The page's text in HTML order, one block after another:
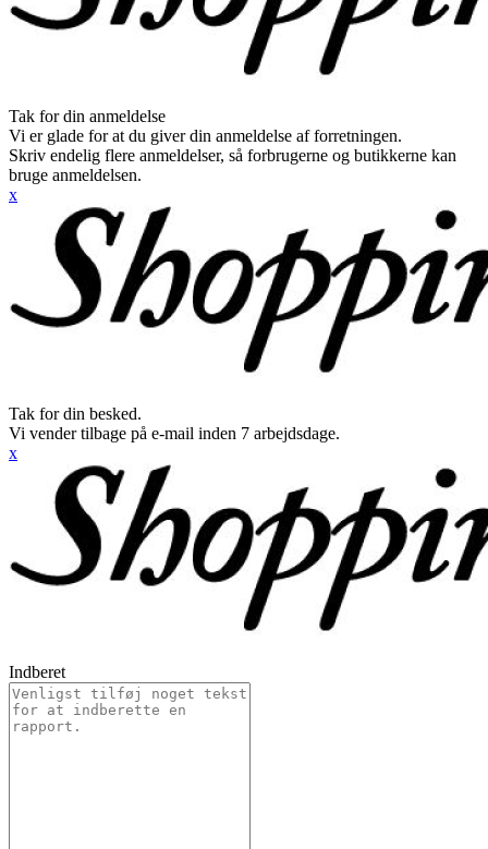
Tak for din anmeldelse
Vi er glade for at du giver din anmeldelse af forretningen.
Skriv endelig flere anmeldelser, så forbrugerne og butikkerne kan
bruge anmeldelsen.
x
Tak for din besked.
Vi vender tilbage på e-mail inden 7 arbejdsdage.
x
Indberet